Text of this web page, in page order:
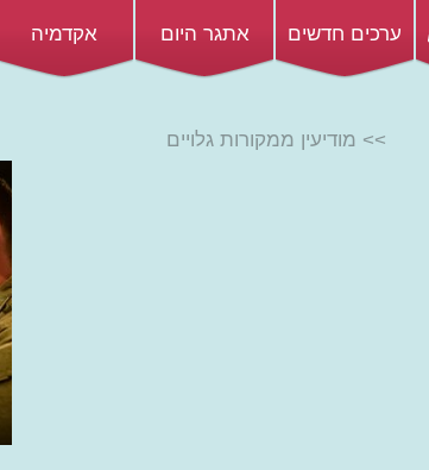
ערכים חדשים אתגר היום אקדמיה
>> מודיעין ממקורות גלויים